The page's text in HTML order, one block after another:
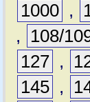
1000 ,
,
108/
127 ,
145 ,